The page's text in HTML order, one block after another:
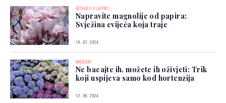
UŽIVAJTE U LJEPOTI
Napravite magnolije od papira:
Svježina cvijeća koja traje
19. 07. 2024.
AMBIJENT
Ne bacajte ih, možete ih oživjeti: Trik
koji uspijeva samo kod hortenzija
12. 06. 2024.